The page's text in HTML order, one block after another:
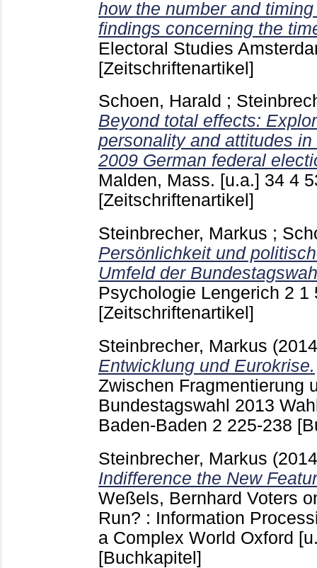
how the number and
findings concerning the
Electoral Studies
[Zeitschriftenartikel]
Schoen, Harald ;
Beyond total effects:
personality and attitudes
2009 German federal
Malden, Mass. [u.a.] 34 4
[Zeitschriftenartikel]
Steinbrecher, Markus ;
Persönlichkeit und
Umfeld der
Psychologie Lengerich 2 1
[Zeitschriftenartikel]
Steinbrecher, Markus
Entwicklung und Eurokrise.
Zwischen Fragmentierung
Bundestagswahl 2013
Baden-Baden 2 225-238
Steinbrecher, Markus
Indifference the New
Weßels, Bernhard Voters
Run? : Information
a Complex World Oxford
[Buchkapitel]